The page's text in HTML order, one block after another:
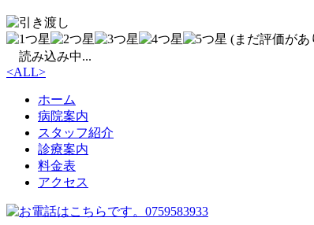
(まだ評価があ
読み込み中...
<ALL>
ホーム
病院案内
スタッフ紹介
診療案内
料金表
アクセス